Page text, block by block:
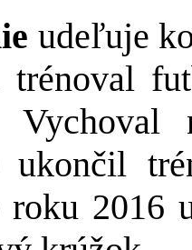
udeľuje
trénoval
Vychoval
roku 2016